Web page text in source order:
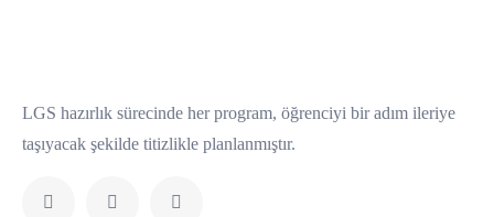
LGS hazırlık sürecinde her program, öğrenciyi bir adım ileriye
taşıyacak şekilde titizlikle planlanmıştır.